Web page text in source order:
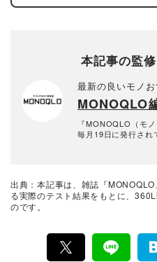
本記事の監
最新の良いモノ
MONOQLO
『MONOQLO（モ
毎月19日に発行され
に良いモノ」だけ
中心に、11名以上の
出典：本記事は、雑誌『
る実際のテスト結果をもとに、
のです。